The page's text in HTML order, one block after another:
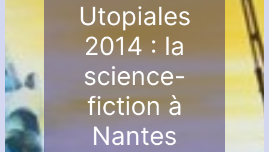
Utopiales
2014 : la
science-
fiction à
Nantes